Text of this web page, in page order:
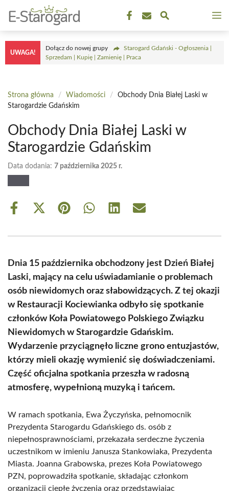
treści
UWAGA!
Dołącz do nowej grupy
Starogard Gdański - Ogłoszenia |
Sprzedam | Kupię | Zamienię | Praca
Strona główna / Wiadomości /
Obchody Dnia Białej Laski w
Starogardzie Gdańskim
Obchody Dnia Białej Laski w
Starogardzie Gdańskim
Data dodania: 7 października 2025 r.
Share
Share
(Twitter)
Share Share Share Share
Dnia 15 października obchodzony jest Dzień Białej
Laski, mający na celu uświadamianie o problemach
osób niewidomych oraz słabowidzących. Z tej okazji
w Restauracji Kociewianka odbyło się spotkanie
członków Koła Powiatowego Polskiego Związku
Niewidomych w Starogardzie Gdańskim.
Wydarzenie przyciągnęło liczne grono entuzjastów,
którzy mieli okazję wymienić się doświadczeniami.
Część oficjalna spotkania przeszła w radosną
atmosferę, wypełnioną muzyką i tańcem.
W ramach spotkania, Ewa Życzyńska, pełnomocnik
Prezydenta Starogardu Gdańskiego ds. osób z
niepełnosprawnościami, przekazała serdeczne życzenia
uczestnikom w imieniu Janusza Stankowiaka, Prezydenta
Miasta. Joanna Grabowska, prezes Koła Powiatowego
PZN, poprowadziła spotkanie, składając członkom
organizacji ciepłe życzenia oraz przedstawiając